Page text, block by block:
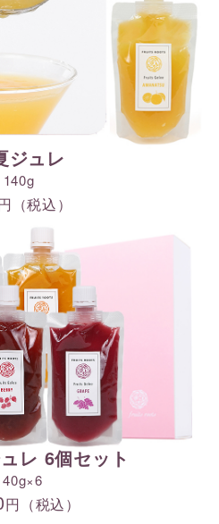
ジュレ
140g
（税込）
レ 6個セット
円（税込）